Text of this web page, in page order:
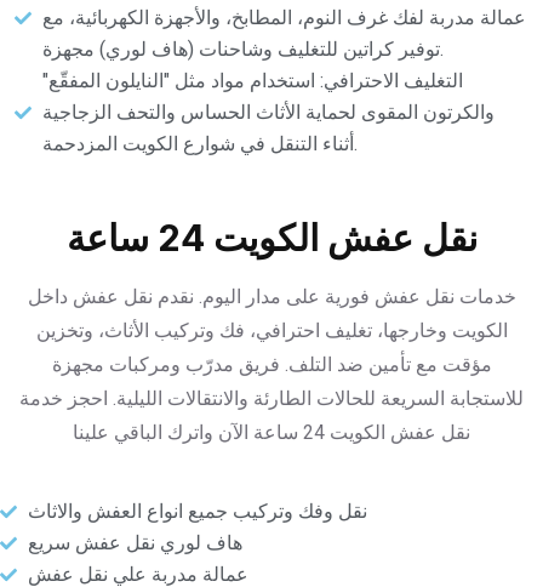
عمالة مدربة لفك غرف النوم، المطابخ، والأجهزة الكهربائية، مع
توفير كراتين للتغليف وشاحنات (هاف لوري) مجهزة.
التغليف الاحترافي: استخدام مواد مثل "النايلون المفقّع"
والكرتون المقوى لحماية الأثاث الحساس والتحف الزجاجية
أثناء التنقل في شوارع الكويت المزدحمة.
نقل عفش الكويت 24 ساعة
خدمات نقل عفش فورية على مدار اليوم. نقدم نقل عفش داخل
الكويت وخارجها، تغليف احترافي، فك وتركيب الأثاث، وتخزين
مؤقت مع تأمين ضد التلف. فريق مدرّب ومركبات مجهزة
للاستجابة السريعة للحالات الطارئة والانتقالات الليلية. احجز خدمة
نقل عفش الكويت 24 ساعة الآن واترك الباقي علينا
نقل وفك وتركيب جميع انواع العفش والاثاث
هاف لوري نقل عفش سريع
عمالة مدربة علي نقل عفش